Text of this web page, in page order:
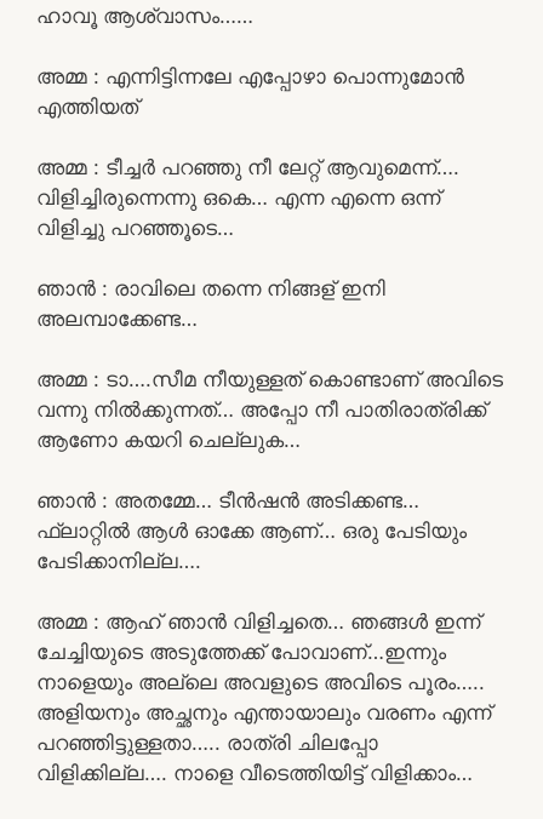
ഹാവൂ ആശ്വാസം……
അമ്മ : എന്നിട്ടിന്നലേ എപ്പോഴാ പൊന്നുമോൻ
എത്തിയത്
അമ്മ : ടീച്ചർ പറഞ്ഞു നീ ലേറ്റ് ആവുമെന്ന്….
വിളിച്ചിരുന്നെന്നു ഒകെ… എന്ന എന്നെ ഒന്ന്
വിളിച്ചു പറഞ്ഞൂടെ…
ഞാൻ : രാവിലെ തന്നെ നിങ്ങള് ഇനി
അലമ്പാക്കേണ്ട…
അമ്മ : ടാ….സീമ നീയുള്ളത് കൊണ്ടാണ് അവിടെ
വന്നു നിൽക്കുന്നത്… അപ്പോ നീ പാതിരാത്രിക്ക്
ആണോ കയറി ചെല്ലുക…
ഞാൻ : അതമ്മേ… ടീൻഷൻ അടിക്കണ്ട…
ഫ്ലാറ്റിൽ ആൾ ഓക്കേ ആണ്… ഒരു പേടിയും
പേടിക്കാനില്ല….
അമ്മ : ആഹ് ഞാൻ വിളിച്ചതെ… ഞങ്ങൾ ഇന്ന്
ചേച്ചിയുടെ അടുത്തേക്ക് പോവാണ്…ഇന്നും
നാളെയും അല്ലെ അവളുടെ അവിടെ പൂരം…..
അളിയനും അച്ഛനും എന്തായാലും വരണം എന്ന്
പറഞ്ഞിട്ടുള്ളതാ….. രാത്രി ചിലപ്പോ
വിളിക്കില്ല…. നാളെ വീടെത്തിയിട്ട് വിളിക്കാം…